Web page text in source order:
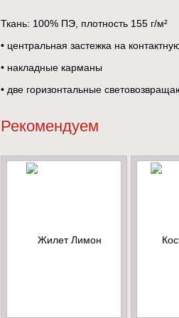
Ткань: 100% ПЭ, плотность 155 г/м²
• центральная застежка на
• накладные карманы
• две горизонтальные
Рекомендуем